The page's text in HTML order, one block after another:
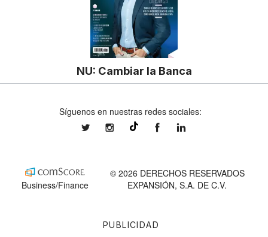
NU: Cambiar la Banca
PUBLICIDAD
Síguenos en nuestras redes sociales:
expansionmxexpansionmx ExpansionMex
Business/Finance
© 2026 DERECHOS RESERVADOS
EXPANSIÓN, S.A. DE C.V.